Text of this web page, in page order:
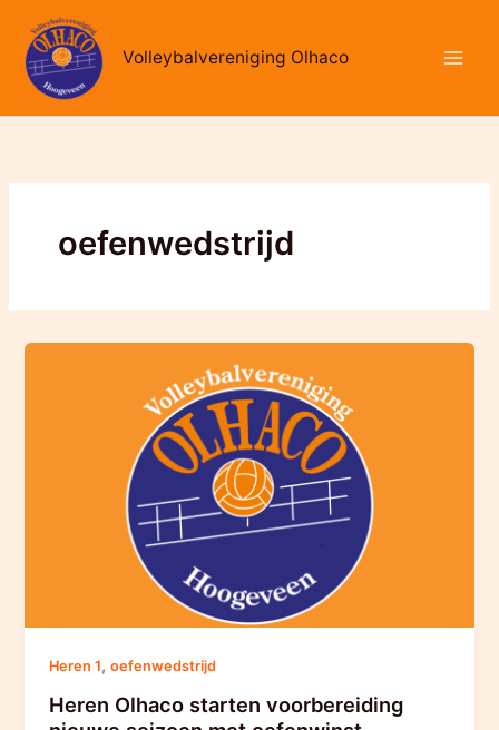
naar
inhoud
Volleybalvereniging Olhaco
oefenwedstrijd
Heren 1,oefenwedstrijd
Heren Olhaco starten voorbereiding